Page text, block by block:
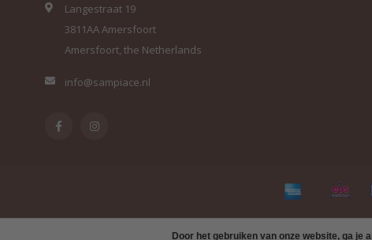
Door het gebruiken van onze website, ga
Langestraat 19
3811AA Amersfoort
Amersfoort, the Netherlands
info@sampiace.nl